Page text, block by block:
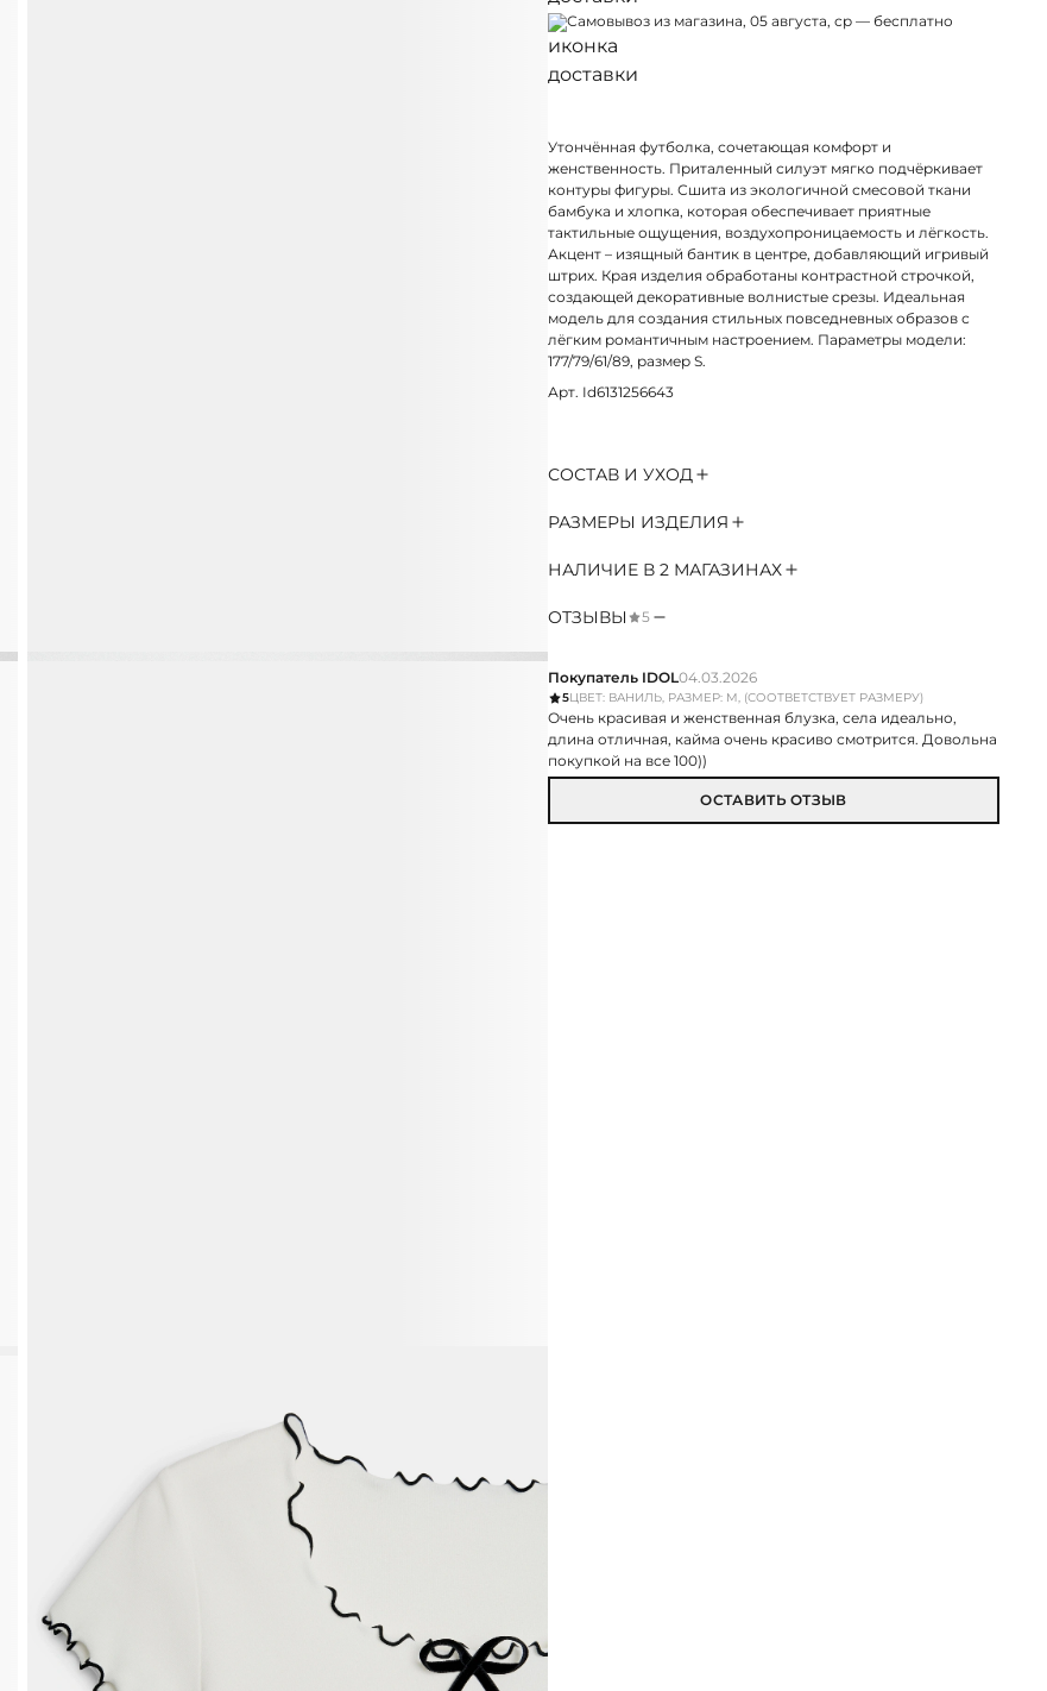
Самовывоз из магазина, 05 августа, ср — бесплатно
Утончённая футболка, сочетающая комфорт и
женственность. Приталенный силуэт мягко подчёркивает
контуры фигуры. Сшита из экологичной смесовой ткани
бамбука и хлопка, которая обеспечивает приятные
тактильные ощущения, воздухопроницаемость и лёгкость.
Акцент – изящный бантик в центре, добавляющий игривый
штрих. Края изделия обработаны контрастной строчкой,
создающей декоративные волнистые срезы. Идеальная
модель для создания стильных повседневных образов с
лёгким романтичным настроением. Параметры модели:
177/79/61/89, размер S.
Арт. Id6131256643
СОСТАВ И УХОД
РАЗМЕРЫ ИЗДЕЛИЯ
НАЛИЧИЕ В 2 МАГАЗИНАХ
ОТЗЫВЫ 5
Покупатель IDOL04.03.2026
5ЦВЕТ: ВАНИЛЬ, РАЗМЕР: M, (СООТВЕТСТВУЕТ РАЗМЕРУ)
Очень красивая и женственная блузка, села идеально,
длина отличная, кайма очень красиво смотрится. Довольна
покупкой на все 100))
ОСТАВИТЬ ОТЗЫВ